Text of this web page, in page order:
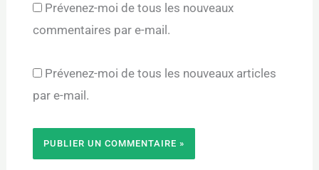
Prévenez-moi de tous les nouveaux
commentaires par e-mail.
Prévenez-moi de tous les nouveaux articles
par e-mail.